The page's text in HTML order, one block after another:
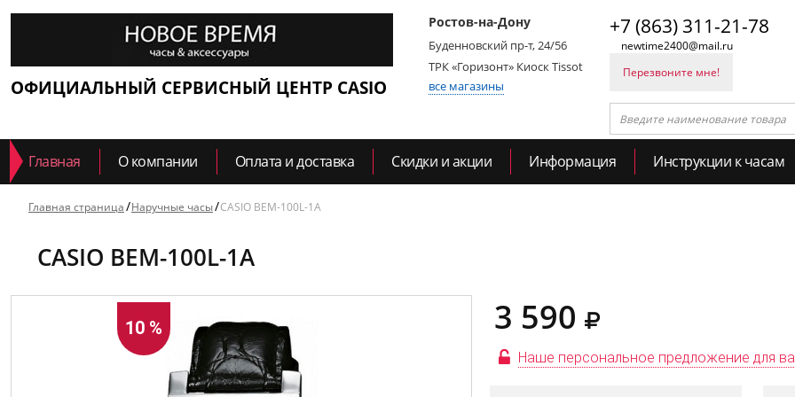
ОФИЦИАЛЬНЫЙ СЕРВИСНЫЙ ЦЕНТР CASIO
Ростов-на-Дону
Буденновский пр-т, 24/56
ТРК «Горизонт» Киоск Tissot
все магазины
+7 (863) 311-21-78
newtime2400@mail.ru
Перезвоните мне!
Главная О компании Оплата и доставка Скидки и акции Информация Инструкции к часам
Главная страница Наручные часы CASIO BEM-100L-1A
CASIO BEM-100L-1A
10 % 3 590
Наше персональное предложение для